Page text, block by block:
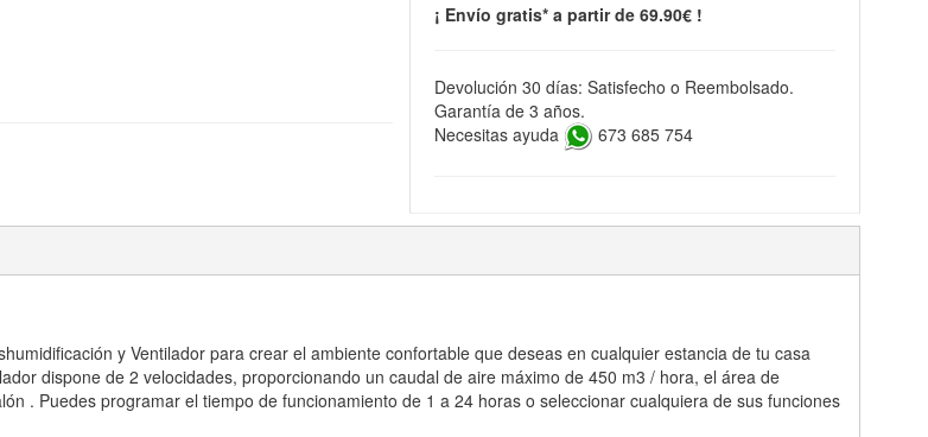
¡ Envío gratis* a partir de 69.90€ !
Devolución 30 días: Satisfecho o Reembolsado.
Garantía de 3 años.
Necesitas ayuda
673 685 754
y Ventilador para crear el ambiente confortable que deseas en cualquier estancia de tu casa
dispone de 2 velocidades, proporcionando un caudal de aire máximo de 450 m3 / hora, el área de
. Puedes programar el tiempo de funcionamiento de 1 a 24 horas o seleccionar cualquiera de sus funciones